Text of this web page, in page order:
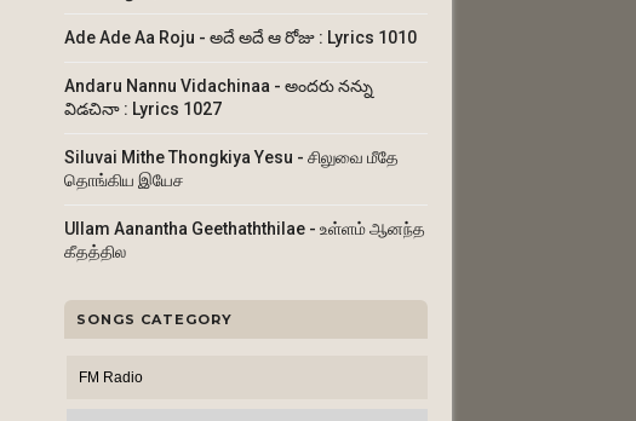
Ade Ade Aa Roju - అదే అదే ఆ రోజు : Lyrics 1010
Andaru Nannu Vidachinaa - అందరు నన్ను
విడచినా : Lyrics 1027
Siluvai Mithe Thongkiya Yesu - சிலுவை மீதே
தொங்கிய இயேச
Ullam Aanantha Geethaththilae - உள்ளம் ஆனந்த
கீதத்தில
SONGS CATEGORY
FM Radio